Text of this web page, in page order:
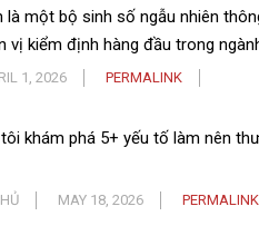
là một bộ sinh số ngẫu nhiên
vị kiểm định hàng đầu trong
1, 2026 PERMALINK
khám phá 5+ yếu tố làm nên
MAY 18, 2026 PERMALINK